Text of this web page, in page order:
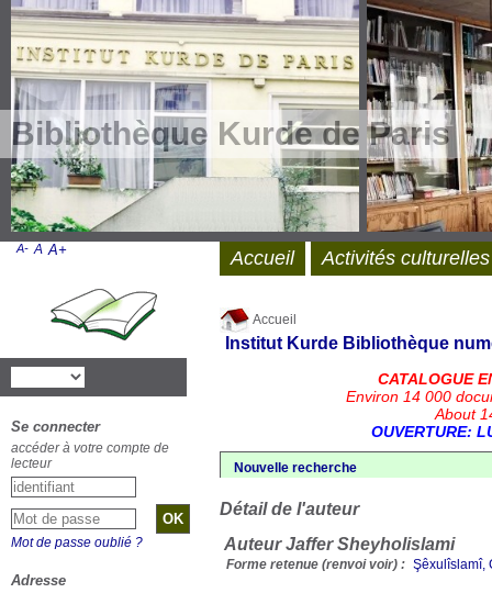
Bibliothèque Kurde de Paris
Accueil
Institut Kurde Bibliothèque
CATALOGUE
Environ 14 000
About
OUVERTURE:
Nouvelle recherche
Détail de l'auteur
Auteur Jaffer Sheyholislami
Forme retenue (renvoi voir) :
Accueil Activités culturelles
A- A A+
Se connecter
accéder à votre compte de
lecteur
Mot de passe oublié ?
Adresse